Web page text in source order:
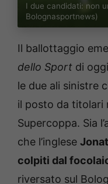
I due candidati: non
Bolognasportnews)
Il ballottaggio
dello Sport di
le due ali sinistre
il posto da titolari
Supercoppa. Sia
che l’inglese
colpiti dal
riversato sul